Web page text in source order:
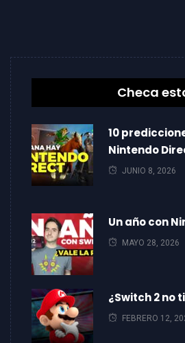
Checa
10
Nintendo
JUNIO 8, 2026
Un año con
MAYO 28, 2026
¿Switch 2 no
FEBRERO 12,